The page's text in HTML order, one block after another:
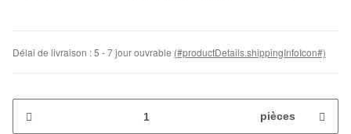
Délai de livraison :5 - 7 jour ouvrable (#productDetails.shippingInfoIcon#)
pièces